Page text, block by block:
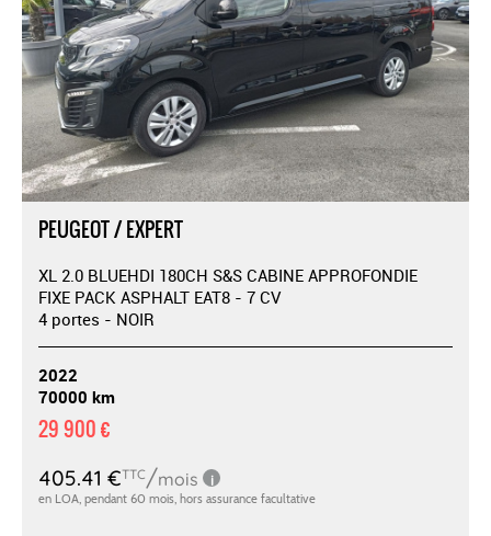
PEUGEOT / EXPERT
XL 2.0 BLUEHDI 180CH S&S CABINE APPROFONDIE
FIXE PACK ASPHALT EAT8 - 7 CV
4 portes - NOIR
2022
70000 km
29 900 €